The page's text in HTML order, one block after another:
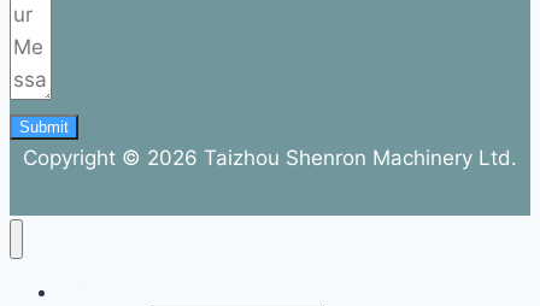
Submit
Copyright © 2026 Taizhou Shenron Machinery Ltd.